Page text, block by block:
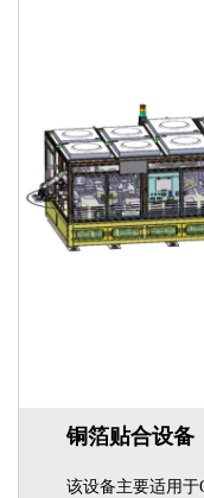
铜箔贴合设备
该设备主要适用于